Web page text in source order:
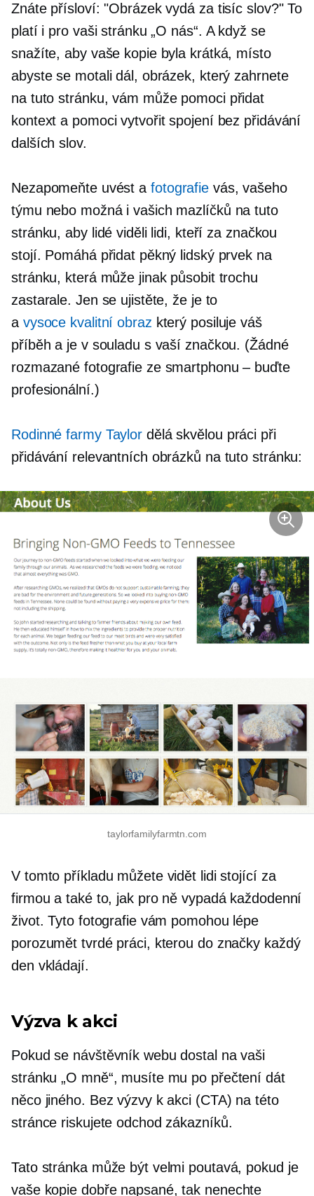
Znáte přísloví: "Obrázek vydá za tisíc slov?" To
platí i pro vaši stránku „O nás“. A když se
snažíte, aby vaše kopie byla krátká, místo
abyste se motali dál, obrázek, který zahrnete
na tuto stránku, vám může pomoci přidat
kontext a pomoci vytvořit spojení bez přidávání
dalších slov.
Nezapomeňte uvést a fotografie vás, vašeho
týmu nebo možná i vašich mazlíčků na tuto
stránku, aby lidé viděli lidi, kteří za značkou
stojí. Pomáhá přidat pěkný lidský prvek na
stránku, která může jinak působit trochu
zastarale. Jen se ujistěte, že je to
a vysoce kvalitní obraz který posiluje váš
příběh a je v souladu s vaší značkou. (Žádné
rozmazané fotografie ze smartphonu – buďte
profesionální.)
Rodinné farmy Taylor dělá skvělou práci při
přidávání relevantních obrázků na tuto stránku:
taylorfamilyfarmtn.com
V tomto příkladu můžete vidět lidi stojící za
firmou a také to, jak pro ně vypadá každodenní
život. Tyto fotografie vám pomohou lépe
porozumět tvrdé práci, kterou do značky každý
den vkládají.
Výzva k akci
Pokud se návštěvník webu dostal na vaši
stránku „O mně“, musíte mu po přečtení dát
něco jiného. Bez výzvy k akci (CTA) na této
stránce riskujete odchod zákazníků.
Tato stránka může být velmi poutavá, pokud je
vaše kopie dobře napsané, tak nenechte